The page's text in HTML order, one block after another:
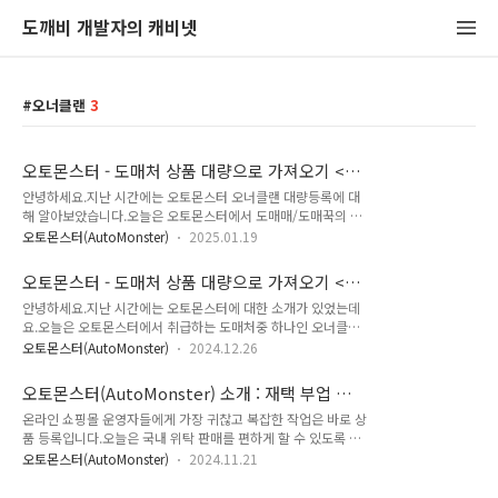
도깨비 개발자의 캐비넷
오너클랜 3
오토몬스터 - 도매처 상품 대량으로 가져오기 <도
매매/도매꾹>
안녕하세요.지난 시간에는 오토몬스터 오너클랜 대량등록에 대
해 알아보았습니다.오늘은 오토몬스터에서 도매매/도매꾹의 상
품을 대량으로 가져오는 법을 소개드리겠습니다. 1. 도매매 로그
기존 상품DB데이터 삭제하기먼저 '상품DB보관함' 을 클릭하여
이동합니다. 상품DB보관함 초기화 클릭후, 경고메세지가 나오
면 확인을 눌러 기존 DB내역을 삭제합니다. 3. 상품 검색이제
'상품검색' 을 클릭하여 상품검색 페이지로 이동합니다. 아래의
순서로 검색 설정을 진행합니다.등급선택을 2등급 이상으로 지
한 빠른배송을 선택하지 않으면 배송이 늦어지면 판매자점수가
깎이는 위험이 있습니다.그리고 착불상품은 취..
오토몬스터(AutoMonster) 2025.01.19
오토몬스터 - 도매처 상품 대량으로 가져오기 <오
너클랜>
안녕하세요.지난 시간에는 오토몬스터에 대한 소개가 있었는데
요.오늘은 오토몬스터에서 취급하는 도매처중 하나인 오너클랜
의 상품을 대량으로 가져오는 법을 소개드리겠습니다. 1. 오너클
행해주세요. 2. 카테고리 선택카테고리 메뉴에서 대량으로 가져
올 카테고리를 선별합니다.발건강용품을 한번 선택해보겠습니
다. 3. 검색조건을 설정합니다.등록기간은 먼저 기간전체로
해보시고 다른부분들은 아래에 설정한 대로 설정해주세요.그리
고 검색조건 저장을 하시면 설정을 기억을 해서 편합니다.그다은
오토몬스터(AutoMonster) 2024.12.26
오토몬스터(AutoMonster) 소개 : 재택 부업 자
동툴
온라인 쇼핑몰 운영자들에게 가장 귀찮고 복잡한 작업은 바로 상
품 등록입니다.오늘은 국내 위탁 판매를 편하게 할 수 있도록 도
와주는 툴을 소개드리고자 합니다.오토몬스터라고 하는 프로그
오토몬스터(AutoMonster) 2024.11.21